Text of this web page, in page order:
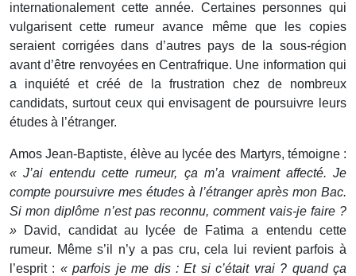
internationalement cette année. Certaines personnes qui
vulgarisent cette rumeur avance même que les copies
seraient corrigées dans d’autres pays de la sous-région
avant d’être renvoyées en Centrafrique. Une information qui
a inquiété et créé de la frustration chez de nombreux
candidats, surtout ceux qui envisagent de poursuivre leurs
études à l’étranger.
Amos Jean-Baptiste, élève au lycée des Martyrs, témoigne :
« J’ai entendu cette rumeur, ça m’a vraiment affecté. Je
compte poursuivre mes études à l’étranger après mon Bac.
Si mon diplôme n’est pas reconnu, comment vais-je faire ?
» David, candidat au lycée de Fatima a entendu cette
rumeur. Même s’il n’y a pas cru, cela lui revient parfois à
l’esprit : « parfois je me dis : Et si c’était vrai ? quand ça